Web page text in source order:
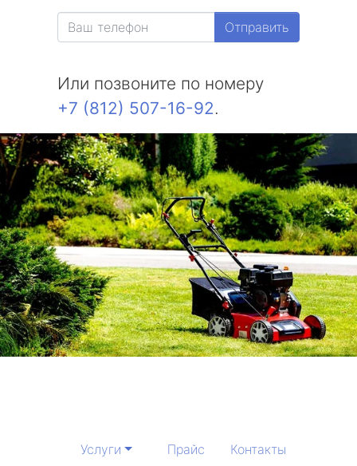
Отправить
Или позвоните по номеру
+7 (812) 507-16-92.
Услуги Прайс Контакты